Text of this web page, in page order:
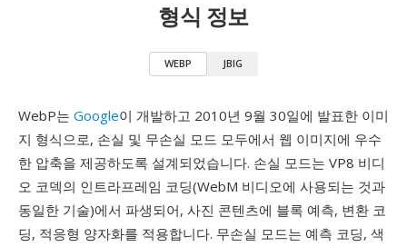
형식 정보
WEBP JBIG
WebP는 Google이 개발하고 2010년 9월 30일에 발표한 이미
지 형식으로, 손실 및 무손실 모드 모두에서 웹 이미지에 우수
한 압축을 제공하도록 설계되었습니다. 손실 모드는 VP8 비디
오 코덱의 인트라프레임 코딩(WebM 비디오에 사용되는 것과
동일한 기술)에서 파생되어, 사진 콘텐츠에 블록 예측, 변환 코
딩, 적응형 양자화를 적용합니다. 무손실 모드는 예측 코딩, 색